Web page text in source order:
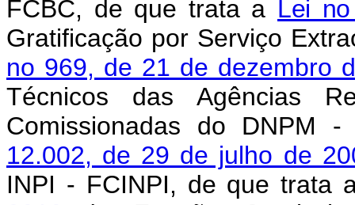
FCBC, de que trata a Lei
Gratificação por Serviço
no 969, de 21 de dezembro
Técnicos das Agências
Comissionadas do
12.002, de 29 de julho de
INPI - FCINPI, de que trata